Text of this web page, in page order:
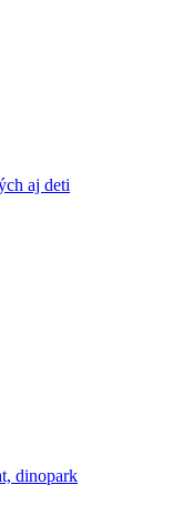
aj deti
dinopark